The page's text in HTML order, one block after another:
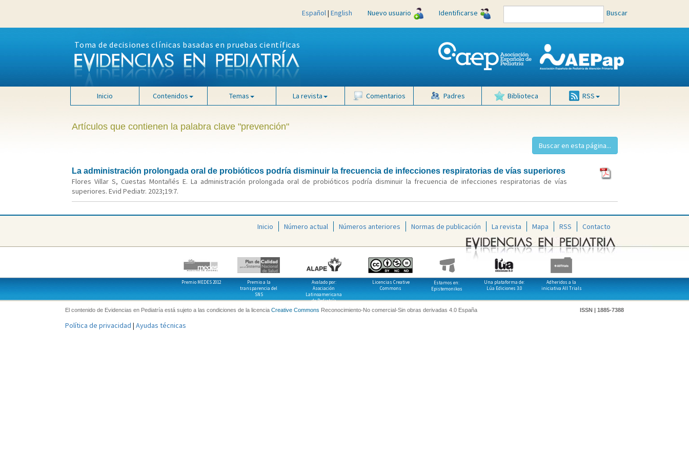
Español| English Nuevo usuario Identificarse Buscar
Toma de decisiones clínicas basadas en pruebas científicas
Inicio Contenidos Temas La revista Comentarios Padres Biblioteca RSS
Artículos que contienen la palabra clave "prevención"
La administración prolongada oral de probióticos podría disminuir la frecuencia de infecciones respiratorias de vías superiores
Flores Villar S, Cuestas Montañés E. La administración prolongada oral de probióticos podría disminuir la frecuencia de infecciones respiratorias de vías
superiores. Evid Pediatr. 2023;19:7.
Inicio Número actual Números anteriores Normas de publicación La revista Mapa RSS Contacto
Premio MEDES 2012
Premio a la
transparencia del
SNS
Avalado por:
Asociación
Latinoamericana
de Pediatría
Licencias Creative
Commons
Estamos en:
Epistemonikos
Una plataforma de:
Lúa Ediciones 3.0
Adheridos a la
iniciativa All Trials
El contenido de Evidencias en Pediatría está sujeto a las condiciones de la licencia Creative Commons Reconocimiento-No comercial-Sin obras derivadas 4.0 España ISSN | 1885-7388
Política de privacidad | Ayudas técnicas